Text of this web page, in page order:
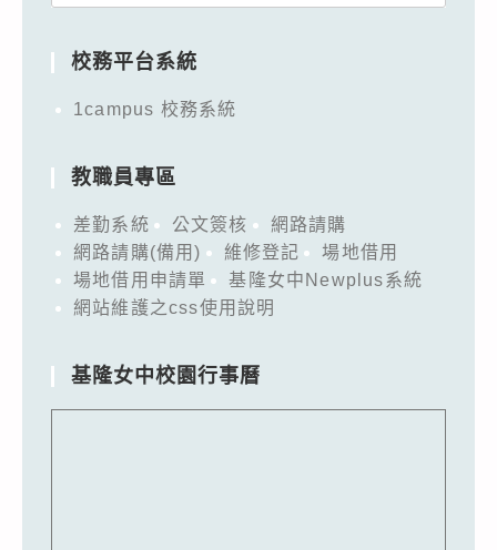
校務平台系統
1campus 校務系統
教職員專區
差勤系統 公文簽核
網路請購
網路請購(備用)
維修登記
場地借用
場地借用申請單
基隆女中Newplus系統
網站維護之css使用說明
基隆女中校園行事曆